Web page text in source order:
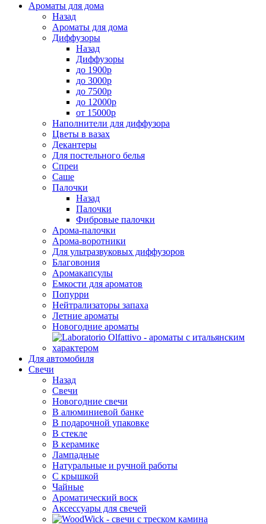
Ароматы для дома
Назад
Ароматы для дома
Диффузоры
Назад
Диффузоры
до 1900р
до 3000р
до 7500р
до 12000р
от 15000р
Наполнители для диффузора
Цветы в вазах
Декантеры
Для постельного белья
Спреи
Саше
Палочки
Назад
Палочки
Фибровые палочки
Арома-палочки
Арома-воротники
Для ультразвуковых диффузоров
Благовония
Аромакапсулы
Емкости для ароматов
Попурри
Нейтрализаторы запаха
Летние ароматы
Новогодние ароматы
Для автомобиля
Свечи
Назад
Свечи
Новогодние свечи
В алюминиевой банке
В подарочной упаковке
В стекле
В керамике
Лампадные
Натуральные и ручной работы
С крышкой
Чайные
Ароматический воск
Аксессуары для свечей